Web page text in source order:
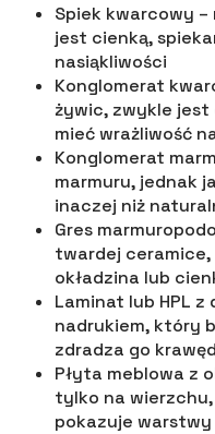
Spiek kwarcowy
jest cienką,
nasiąkliwości
Konglomerat
żywic, zwykle jest
mieć wrażliwość
Konglomerat
marmuru, jednak
inaczej niż
Gres
twardej
okładzina lub
Laminat lub HPL
nadrukiem, który
zdradza go
Płyta meblowa z
tylko na
pokazuje warstwy